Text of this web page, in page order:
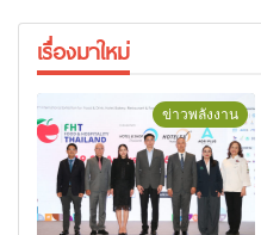
เรื่องมาใหม่
ข่าวพลังงาน